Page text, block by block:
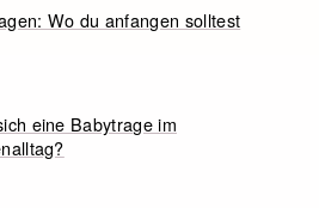
Wo du anfangen solltest
eine Babytrage im